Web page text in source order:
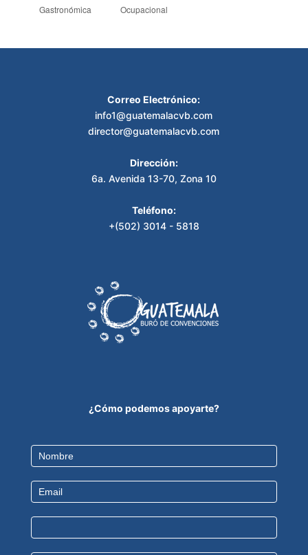
Gastronómica
Ocupacional
Correo Electrónico:
info1@guatemalacvb.com
director@guatemalacvb.com
Dirección:
6a. Avenida 13-70, Zona 10
Teléfono:
+(502) 3014 - 5818
¿Cómo podemos apoyarte?
Contact
Us